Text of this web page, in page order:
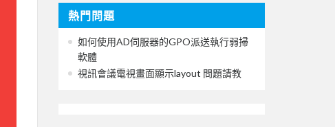
熱門問題
如何使用AD伺服器的GPO派送執行弱掃
軟體
視訊會議電視畫面顯示layout 問題請教